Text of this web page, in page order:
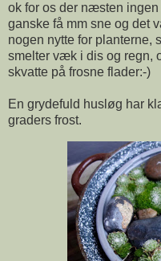
ok for os der næsten ingen
ganske få mm sne og det
nogen nytte for planterne,
smelter væk i dis og regn,
skvatte på frosne flader:-)
En grydefuld husløg har
graders frost.